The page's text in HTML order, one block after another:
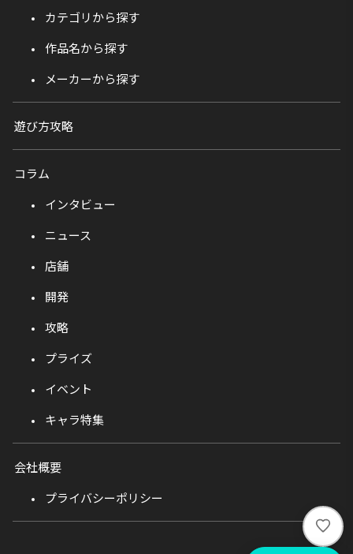
い
い
カテゴリから探す
作品名から探す
メーカーから探す
遊び方攻略
コラム
インタビュー
ニュース
店舗
開発
攻略
プライズ
イベント
キャラ特集
会社概要
プライバシーポリシー